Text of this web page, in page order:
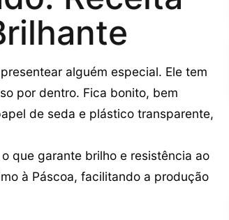
alguém especial. Ele tem
por dentro. Fica bonito, bem
de seda e plástico transparente,
que garante brilho e resistência ao
à Páscoa, facilitando a produção